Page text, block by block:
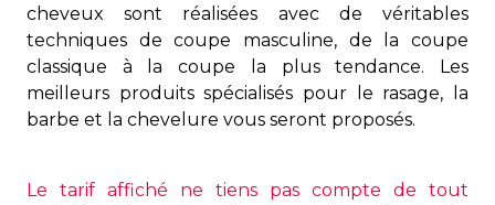
cheveux sont réalisées avec de véritables
techniques de coupe masculine, de la coupe
classique à la coupe la plus tendance. Les
meilleurs produits spécialisés pour le rasage, la
barbe et la chevelure vous seront proposés.
Le tarif affiché ne tiens pas compte de tout